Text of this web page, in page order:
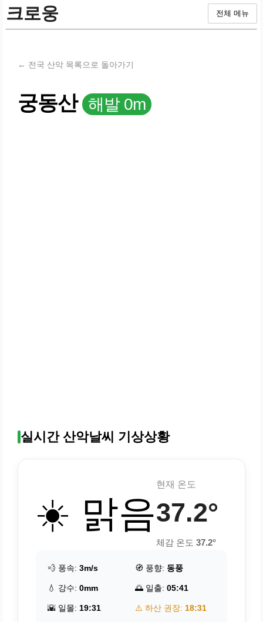
크로웅 전체 메뉴
← 전국 산악 목록으로 돌아가기
궁동산 해발 0m
실시간 산악날씨 기상상황
☀️ 맑음
현재 온도
37.2°
체감 온도 37.2°
💨 풍속: 3m/s 🧭 풍향: 동풍
💧 강수: 0mm 🌅 일출: 05:41
🌇 일몰: 19:31 ⚠️ 하산 권장: 18:31